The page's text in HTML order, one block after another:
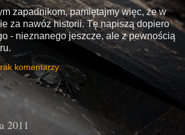
zapadnikom, pamiętajmy więc, że w
za nawóz historii. Tę napiszą dopiero
- nieznanego jeszcze, ale z pewnością
komentarzy:
2011